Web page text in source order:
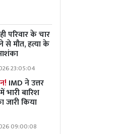
परिवार के चार
से मौत, हत्या के
23:05:04
IMD ने उत्तर
बारिश
किया
09:00:08